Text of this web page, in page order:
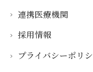
連携医療機関
採用情報
プライバシーポリ